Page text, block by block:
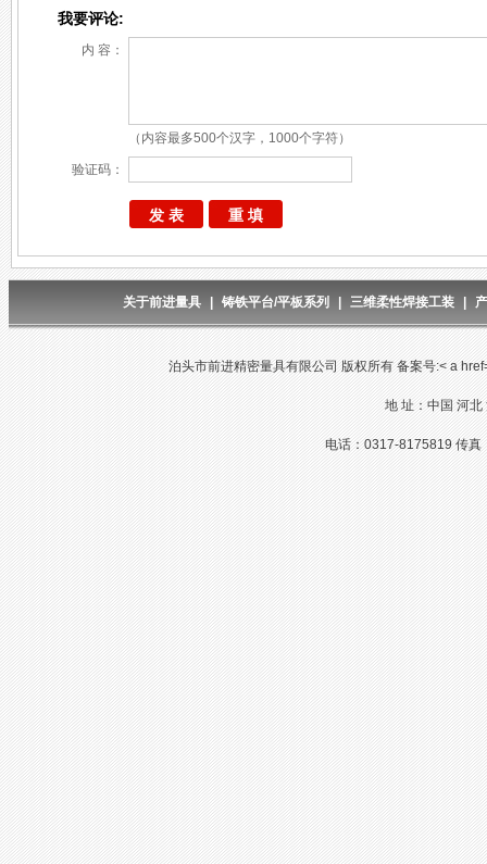
我要评论:
内 容：
（内容最多500个汉字，1000个字符）
验证码：
关于前进量具 | 铸铁平台/平板系列 | 三维柔性焊接工装 |
泊头市前进精密量具有限公司 版权所有 备案号:< a
地 址：中国 河
电话：0317-8175819 传